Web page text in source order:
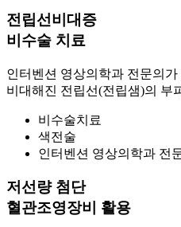
전립선비대증
비수술 치료
인터벤션 영상의학과 전문의
비대해진 전립선(전립샘)의 부
비수술치료
색전술
인터벤션 영상의학과 전
저선량 첨단
혈관조영장비 활용